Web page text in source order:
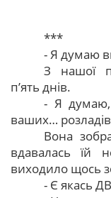
***
- Я думаю
З нашої
п’ять днів.
- Я думаю,
ваших…
Вона
вдавалась їй
виходило щось
- Є якась